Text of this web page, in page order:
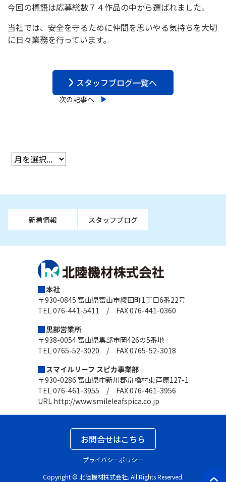
今回の標語は応募総数７４作品の中から選ばれました。
当社では、安全を守るために仲間を思いやる気持ちを大切
に日々業務を行っています。
スタッフブログ一覧へ
次の記事へ
新着情報 スタッフブログ
本社
〒930-0845 富山県富山市綾田町1丁目6番22号
TEL 076-441-5411 / FAX 076-441-0360
黒部営業所
〒938-0054 富山県黒部市岡426の5番地
TEL 0765-52-3020 / FAX 0765-52-3018
スマイルリーフ スピカ事業部
〒930-0286 富山県中新川郡舟橋村東芦原127-1
TEL 076-461-3955 / FAX 076-461-3956
URL http://www.smileleafspica.co.jp
お問合せはこちら
プライバシーポリシー
Copyright © 北陸機材株式会社. All Rights Reserved.